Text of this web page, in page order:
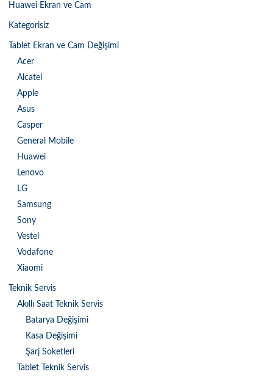
Huawei Ekran ve Cam
Kategorisiz
Tablet Ekran ve Cam Değişimi
Acer
Alcatel
Apple
Asus
Casper
General Mobile
Huawei
Lenovo
LG
Samsung
Sony
Vestel
Vodafone
Xiaomi
Teknik Servis
Akıllı Saat Teknik Servis
Batarya Değişimi
Kasa Değişimi
Şarj Soketleri
Tablet Teknik Servis